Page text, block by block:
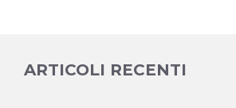
ARTICOLI RECENTI